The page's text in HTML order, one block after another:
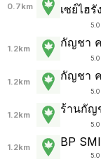
0.7km
เซย์ไฮ
1.2km กัญชา
1.2km กัญชา
1.2km ร้านกัญ
1.2km BP